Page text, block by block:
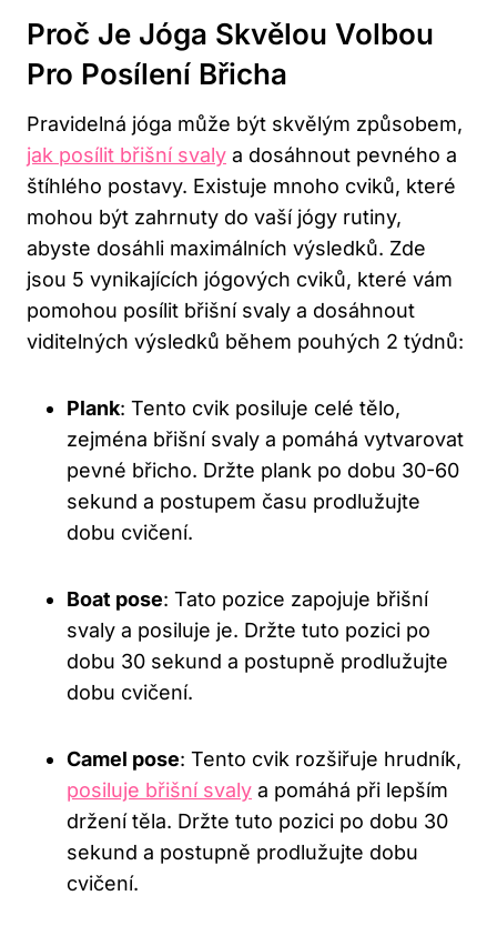
Proč Je ‍jóga Skvělou Volbou ​
Pro Posílení Břicha
Pravidelná jóga může být skvělým způsobem,
jak posílit břišní svaly a dosáhnout pevného ⁢a
štíhlého postavy.‍ Existuje mnoho cviků, které
mohou být ⁤zahrnuty⁤ do vaší jógy ‍rutiny,
abyste dosáhli maximálních výsledků. Zde
jsou 5 vynikajících jógových cviků, které vám
pomohou posílit břišní svaly a dosáhnout
viditelných výsledků během pouhých 2 týdnů:
Plank: Tento cvik posiluje celé tělo,
zejména břišní svaly a pomáhá vytvarovat
pevné břicho. Držte plank po dobu 30-60
sekund a postupem času prodlužujte
dobu cvičení.
Boat pose:⁤ Tato pozice zapojuje břišní
svaly a posiluje je. Držte tuto pozici po
dobu 30 sekund ​a postupně prodlužujte
dobu cvičení.
Camel pose: Tento cvik rozšiřuje hrudník,
posiluje břišní svaly a pomáhá při lepším
držení těla. Držte tuto pozici po dobu 30
sekund a ‍postupně prodlužujte dobu
cvičení.